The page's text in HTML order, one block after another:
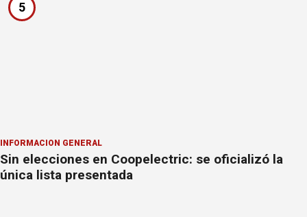
5
INFORMACION GENERAL
Sin elecciones en Coopelectric: se oficializó la
única lista presentada